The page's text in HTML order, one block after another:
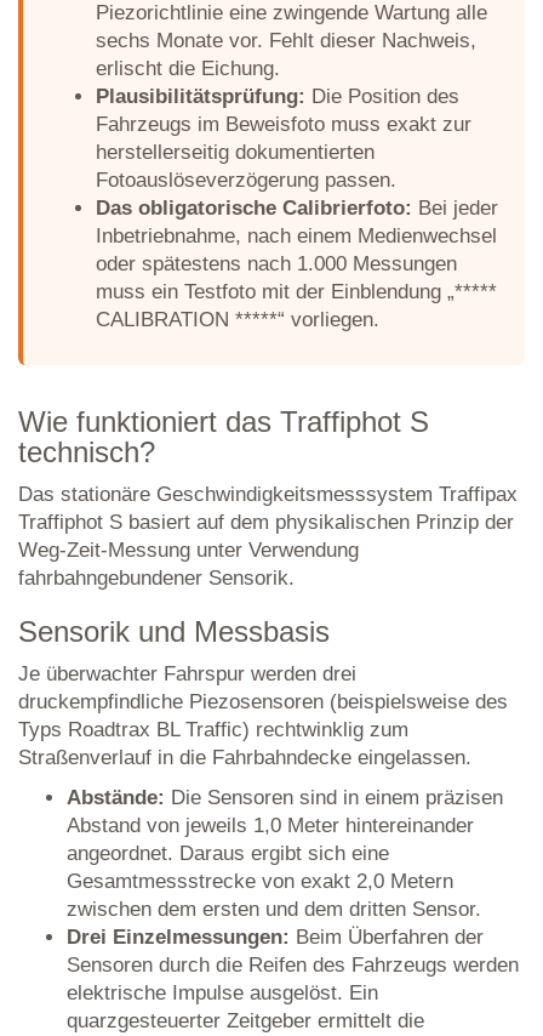
Piezorichtlinie eine zwingende Wartung alle
sechs Monate vor. Fehlt dieser Nachweis,
erlischt die Eichung.
Plausibilitätsprüfung: Die Position des
Fahrzeugs im Beweisfoto muss exakt zur
herstellerseitig dokumentierten
Fotoauslöseverzögerung passen.
Das obligatorische Calibrierfoto: Bei jeder
Inbetriebnahme, nach einem Medienwechsel
oder spätestens nach 1.000 Messungen
muss ein Testfoto mit der Einblendung „*****
CALIBRATION *****“ vorliegen.
Wie funktioniert das Traffiphot S
technisch?
Das stationäre Geschwindigkeitsmesssystem Traffipax
Traffiphot S basiert auf dem physikalischen Prinzip der
Weg-Zeit-Messung unter Verwendung
fahrbahngebundener Sensorik.
Sensorik und Messbasis
Je überwachter Fahrspur werden drei
druckempfindliche Piezosensoren (beispielsweise des
Typs Roadtrax BL Traffic) rechtwinklig zum
Straßenverlauf in die Fahrbahndecke eingelassen.
Abstände: Die Sensoren sind in einem präzisen
Abstand von jeweils 1,0 Meter hintereinander
angeordnet. Daraus ergibt sich eine
Gesamtmessstrecke von exakt 2,0 Metern
zwischen dem ersten und dem dritten Sensor.
Drei Einzelmessungen: Beim Überfahren der
Sensoren durch die Reifen des Fahrzeugs werden
elektrische Impulse ausgelöst. Ein
quarzgesteuerter Zeitgeber ermittelt die